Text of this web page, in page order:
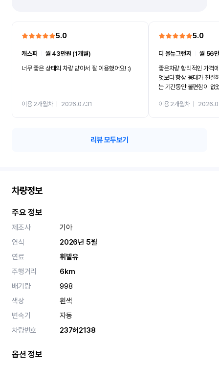
5.0
캐스퍼
월 43만원 (1개월)
너무 좋은 상태의 차량 받아서 잘 이용했어요! :)
이용 2개월차ㅣ 2026.07.31
5.0
디 올뉴그랜저 ㅣ월 56
좋은차량 합리적인 가격
엇보다 항상 응대가 친절
는 기간동안 불편함이 없
카 렌트 고민없이 강추합
이용 2개월차ㅣ
리뷰 모두보기
차량정보
주요 정보
제조사
기아
연식
2026년 5월
연료
휘발유
주행거리
6km
배기량
998
색상
흰색
변속기
자동
차량번호
237허2138
옵션 정보